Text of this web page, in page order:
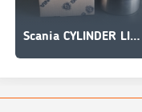
Scania CYLINDER LINER 1392107